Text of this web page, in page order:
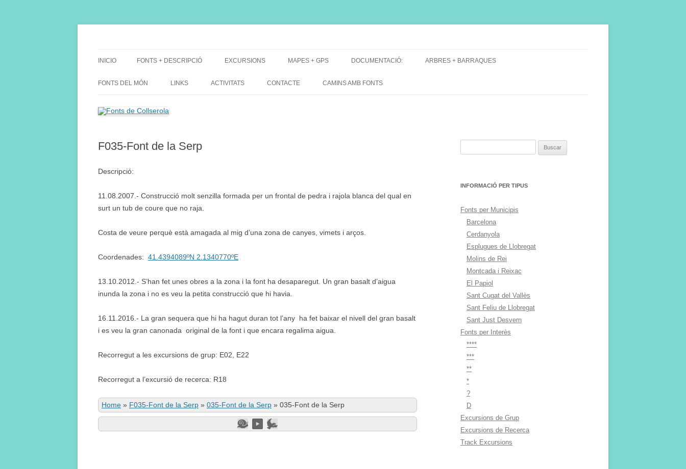
INICIO FONTS + DESCRIPCIÓ EXCURSIONS
DE GRUP
MAPES + GPS
MAPES EXCURSIONS
DOCUMENTACIÓ: ARBRES + BARRAQUES
FONTS DEL MÓN LINKS ACTIVITATS CONTACTE CAMINS AMB FONTS
F035-Font de la Serp
Descripció:
11.08.2007.- Construcció molt senzilla formada per un frontal de pedra i rajola blanca del qual en
surt un tub de coure que no raja.
Costa de veure perquè està amagada al mig d’una zona de canyes, vimets i arços.
Coordenades: 41.4394089ºN 2.1340770ºE
13.10.2012.- S’han fet unes obres a la zona i la font ha desaparegut. Un gran basalt d’aigua
inunda la zona i no es veu la petita construcció que hi havia.
16.11.2016.- La gran sequera que hi ha hagut duran tot l’any ha fet baixar el nivell del gran basalt
i es veu la gran canonada original de la font i que encara regalima aigua.
Recorregut a les excursions de grup: E02, E22
Recorregut a l’excursió de recerca: R18
Home » F035-Font de la Serp » 035-Font de la Serp » 035-Font de la Serp
INFORMACIÓ PER TIPUS
Fonts per Municipis
Barcelona
Cerdanyola
Esplugues de Llobregat
Molins de Rei
Montcada i Reixac
El Papiol
Sant Cugat del Vallès
Sant Feliu de Llobregat
Sant Just Desvern
Fonts per Interès
****
***
**
*
?
D
Excursions de Grup
Excursions de Recerca
Track Excursions